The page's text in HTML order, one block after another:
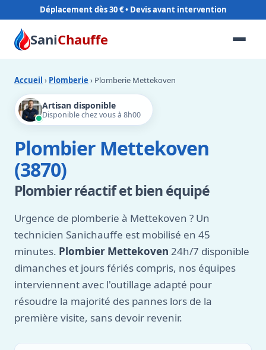
Déplacement dès 30 €
SaniChauffe
Accueil › Plomberie › Plomberie Mettekoven
Artisan disponible
Disponible chez vous à 8h00
Plombier Mettekoven
(3870)
Plombier réactif et bien équipé
Urgence de plomberie à Mettekoven ? Un
technicien Sanichauffe est mobilisé en 45
minutes. Plombier Mettekoven 24h/7 disponible
dimanches et jours fériés compris, nos équipes
interviennent avec l'outillage adapté pour
résoudre la majorité des pannes lors de la
première visite, sans devoir revenir.